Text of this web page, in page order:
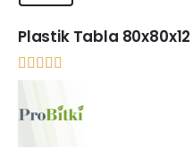
Plastik Tabla